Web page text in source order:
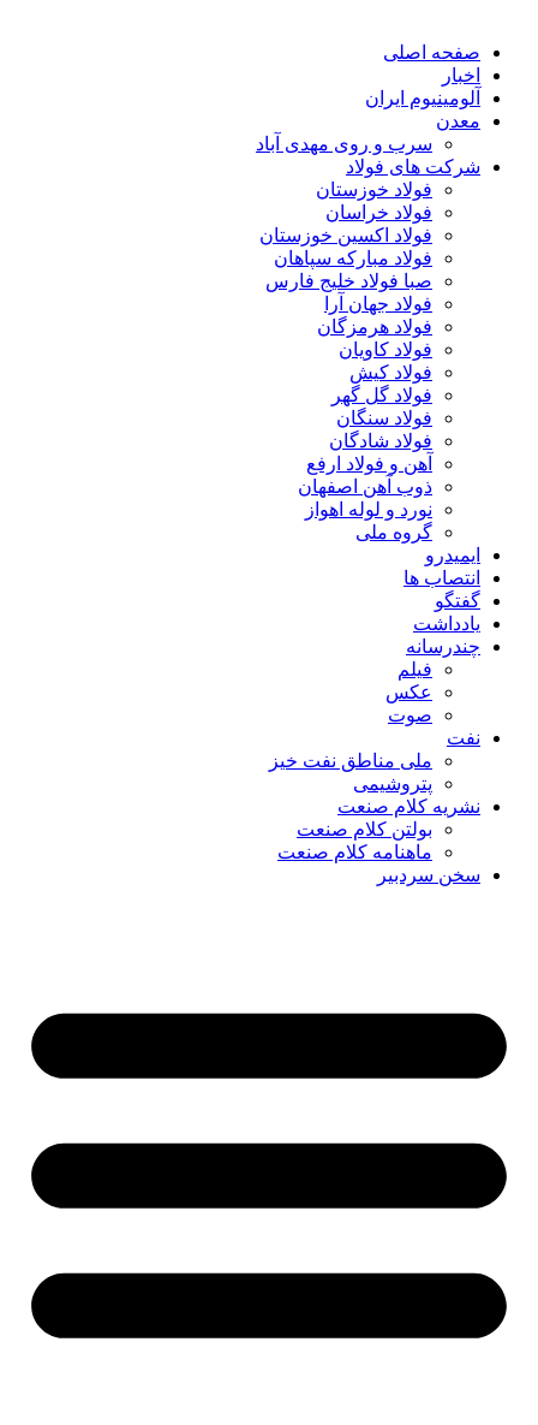
صفحه اصلی
اخبار
آلومینیوم ایران
معدن
سرب و روی مهدی آباد
شرکت های فولاد
فولاد خوزستان
فولاد خراسان
فولاد اکسین خوزستان
فولاد مبارکه سپاهان
صبا فولاد خلیج فارس
فولاد جهان آرا
فولاد هرمزگان
فولاد کاویان
فولاد کیش
فولاد گل گهر
فولاد سنگان
فولاد شادگان
آهن و فولاد ارفع
ذوب آهن اصفهان
نورد و لوله اهواز
گروه ملی
ایمیدرو
انتصاب ها
گفتگو
یادداشت
چندرسانه
فیلم
عکس
صوت
نفت
ملی مناطق نفت خیز
پتروشیمی
نشریه کلام صنعت
بولتن کلام صنعت
ماهنامه کلام صنعت
سخن سردبیر